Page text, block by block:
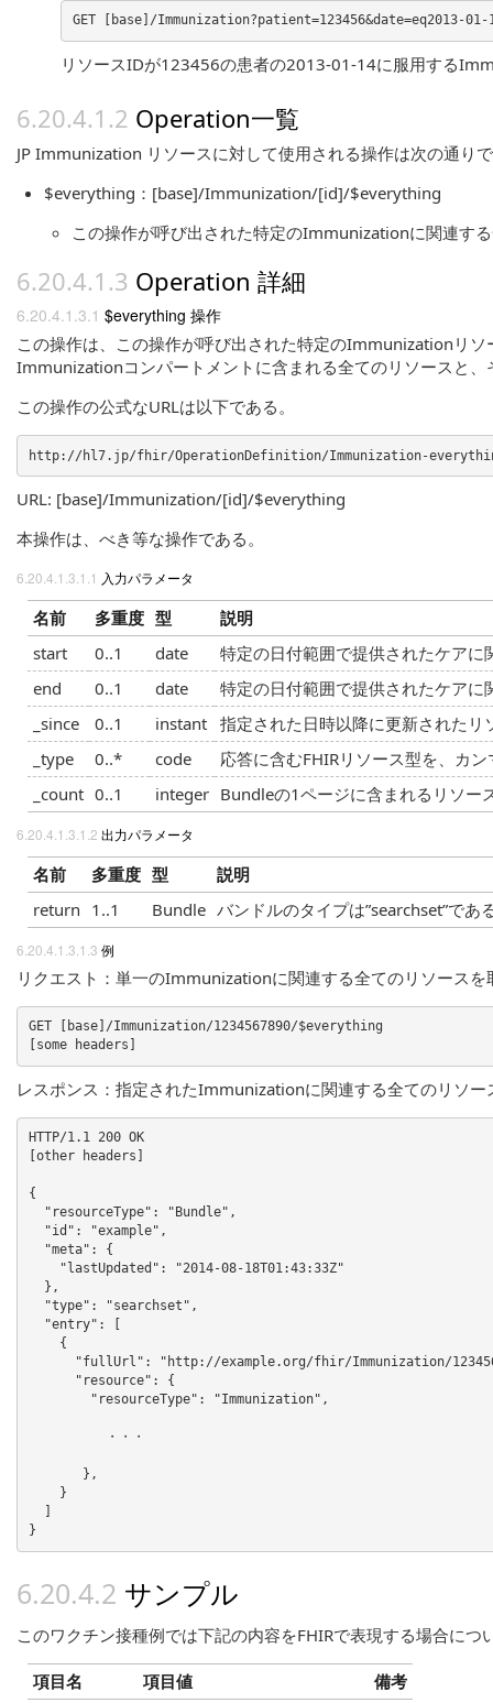
リソースIDが123456の患者の2013-01-14に服用する
Operation一覧
JP Immunization リソースに対して使用される操作は次の通り
$everything：[base]/Immunization/[id]/$everything
この操作が呼び出された特定のImmunizationに関連す
Operation 詳細
$everything 操作
この操作は、この操作が呼び出された特定のImmunizationリ
Immunizationコンパートメントに含まれる全てのリソースと
この操作の公式なURLは以下である。
URL: [base]/Immunization/[id]/$everything
本操作は、べき等な操作である。
入力パラメータ
名前 多重度 型
説明
start
0..1 date
特定の日付範囲で提供されたケア
end
0..1 date
特定の日付範囲で提供されたケア
_since
0..1 instant 指定された日時以降に更新された
_type
0..* code
応答に含むFHIRリソース型を、カ
_count 0..1 integer Bundleの1ページに含まれるリソー
出力パラメータ
名前 多重度 型
説明
return 1..1 Bundle バンドルのタイプは”searchset”で
例
リクエスト：単一のImmunizationに関連する全てのリソースを
GET [base]/Immunization/1234567890/$everything
レスポンス：指定されたImmunizationに関連する全てのリソー
HTTP/1.1 200 OK
[other headers]
{
サンプル
このワクチン接種例では下記の内容をFHIRで表現する場合につ
項目名 項目値
備考